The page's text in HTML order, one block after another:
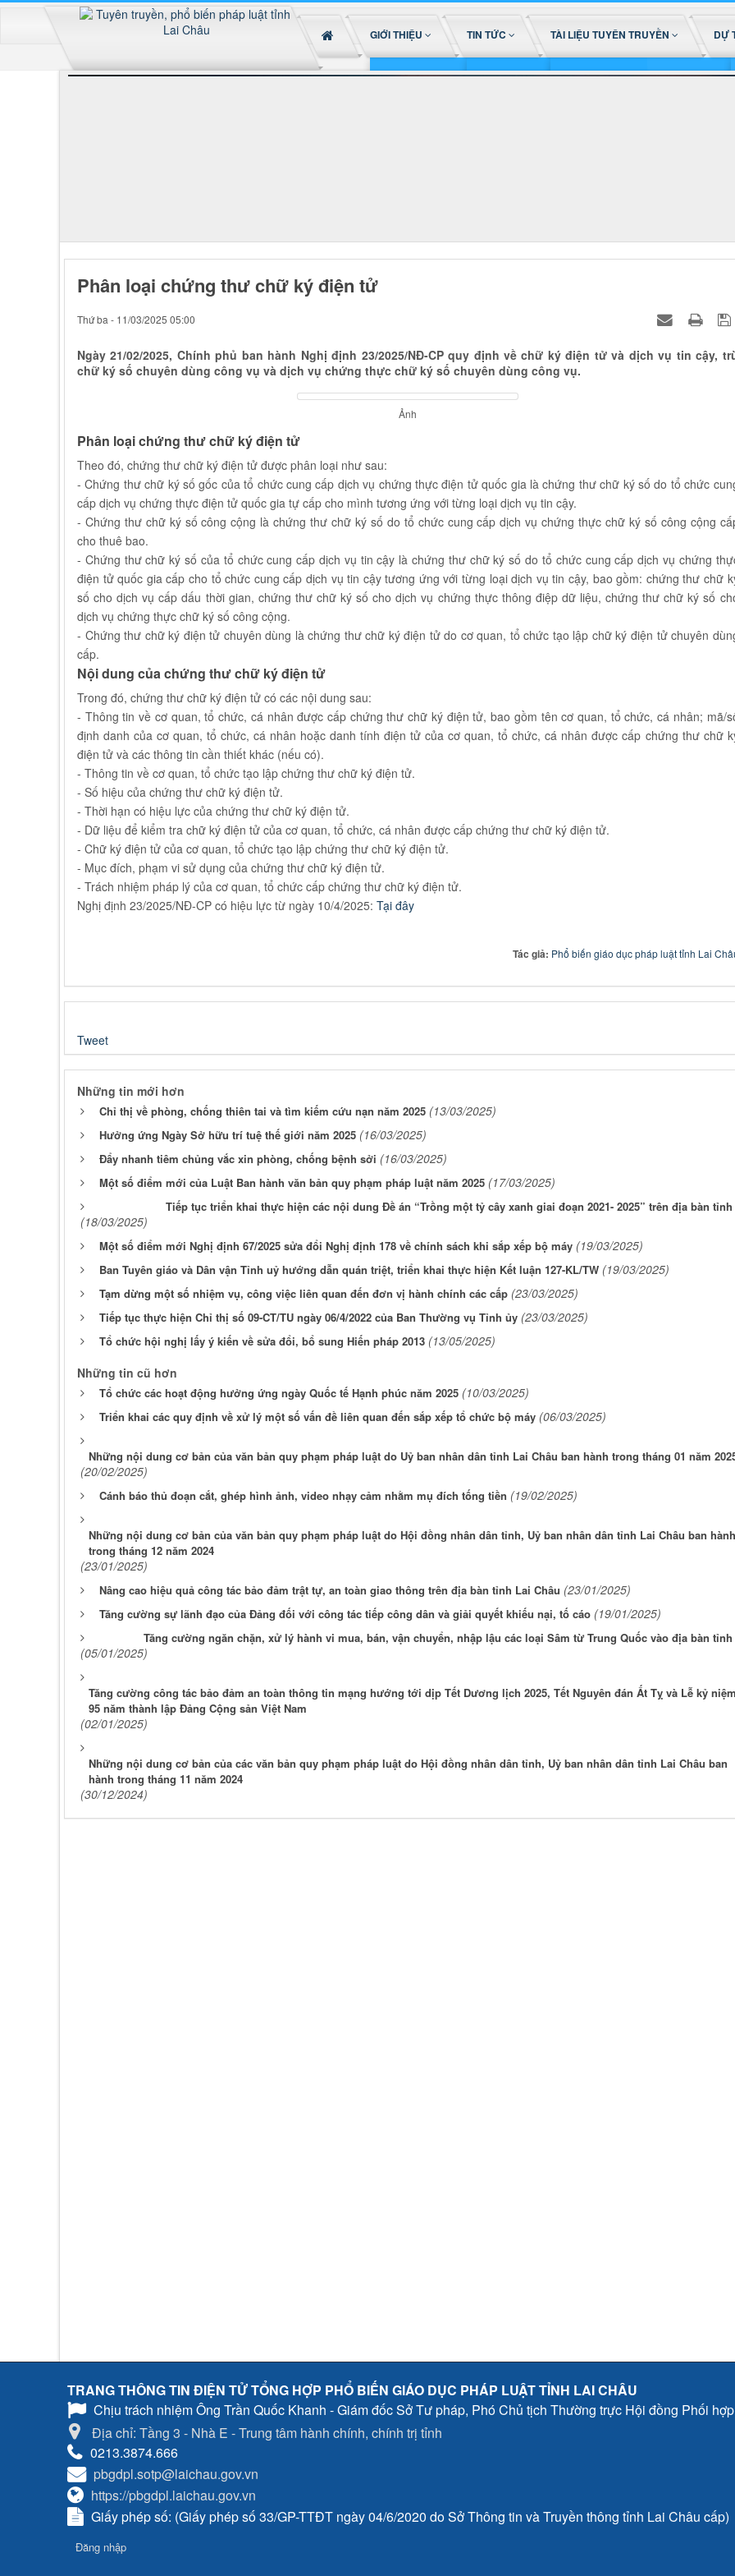
GIỚI THIỆU TIN TỨC TÀI LIỆU TUYÊN TRUYỀN DỰ
Phân loại chứng thư chữ ký điện tử
Thứ ba - 11/03/2025 05:00
Ngày 21/02/2025, Chính phủ ban hành Nghị định 23/2025/NĐ-CP quy định về chữ ký điện tử và dịch vụ tin cậy,
chữ ký số chuyên dùng công vụ và dịch vụ chứng thực chữ ký số chuyên dùng công vụ.
Ảnh
Phân loại chứng thư chữ ký điện tử
Theo đó, chứng thư chữ ký điện tử được phân loại như sau:
- Chứng thư chữ ký số gốc của tổ chức cung cấp dịch vụ chứng thực điện tử quốc gia là chứng thư chữ ký số do tổ chức
cấp dịch vụ chứng thực điện tử quốc gia tự cấp cho mình tương ứng với từng loại dịch vụ tin cậy.
- Chứng thư chữ ký số công cộng là chứng thư chữ ký số do tổ chức cung cấp dịch vụ chứng thực chữ ký số công cộng
cho thuê bao.
- Chứng thư chữ ký số của tổ chức cung cấp dịch vụ tin cậy là chứng thư chữ ký số do tổ chức cung cấp dịch vụ chứng
điện tử quốc gia cấp cho tổ chức cung cấp dịch vụ tin cậy tương ứng với từng loại dịch vụ tin cậy, bao gồm: chứng thư chữ
số cho dịch vụ cấp dấu thời gian, chứng thư chữ ký số cho dịch vụ chứng thực thông điệp dữ liệu, chứng thư chữ ký số
dịch vụ chứng thực chữ ký số công cộng.
- Chứng thư chữ ký điện tử chuyên dùng là chứng thư chữ ký điện tử do cơ quan, tổ chức tạo lập chữ ký điện tử chuyên
cấp.
Nội dung của chứng thư chữ ký điện tử
Trong đó, chứng thư chữ ký điện tử có các nội dung sau:
- Thông tin về cơ quan, tổ chức, cá nhân được cấp chứng thư chữ ký điện tử, bao gồm tên cơ quan, tổ chức, cá nhân; mã/
định danh của cơ quan, tổ chức, cá nhân hoặc danh tính điện tử của cơ quan, tổ chức, cá nhân được cấp chứng thư chữ
điện tử và các thông tin cần thiết khác (nếu có).
- Thông tin về cơ quan, tổ chức tạo lập chứng thư chữ ký điện tử.
- Số hiệu của chứng thư chữ ký điện tử.
- Thời hạn có hiệu lực của chứng thư chữ ký điện tử.
- Dữ liệu để kiểm tra chữ ký điện tử của cơ quan, tổ chức, cá nhân được cấp chứng thư chữ ký điện tử.
- Chữ ký điện tử của cơ quan, tổ chức tạo lập chứng thư chữ ký điện tử.
- Mục đích, phạm vi sử dụng của chứng thư chữ ký điện tử.
- Trách nhiệm pháp lý của cơ quan, tổ chức cấp chứng thư chữ ký điện tử.
Nghị định 23/2025/NĐ-CP có hiệu lực từ ngày 10/4/2025: Tại đây
Tác giả: Phổ biến giáo dục pháp luật tỉnh Lai
Tweet
Những tin mới hơn
Chỉ thị về phòng, chống thiên tai và tìm kiếm cứu nạn năm 2025 (13/03/2025)
Hưởng ứng Ngày Sở hữu trí tuệ thế giới năm 2025 (16/03/2025)
Đẩy nhanh tiêm chủng vắc xin phòng, chống bệnh sởi (16/03/2025)
Một số điểm mới của Luật Ban hành văn bản quy phạm pháp luật năm 2025 (17/03/2025)
Tiếp tục triển khai thực hiện các nội dung Đề án “Trồng một tỷ cây xanh giai đoạn 2021- 2025” trên địa bàn tỉnh
(18/03/2025)
Một số điểm mới Nghị định 67/2025 sửa đổi Nghị định 178 về chính sách khi sắp xếp bộ máy (19/03/2025)
Ban Tuyên giáo và Dân vận Tỉnh uỷ hướng dẫn quán triệt, triển khai thực hiện Kết luận 127-KL/TW (19/03/2025)
Tạm dừng một số nhiệm vụ, công việc liên quan đến đơn vị hành chính các cấp (23/03/2025)
Tiếp tục thực hiện Chỉ thị số 09-CT/TU ngày 06/4/2022 của Ban Thường vụ Tỉnh ủy (23/03/2025)
Tổ chức hội nghị lấy ý kiến về sửa đổi, bổ sung Hiến pháp 2013 (13/05/2025)
Những tin cũ hơn
Tổ chức các hoạt động hưởng ứng ngày Quốc tế Hạnh phúc năm 2025 (10/03/2025)
Triển khai các quy định về xử lý một số vấn đề liên quan đến sắp xếp tổ chức bộ máy (06/03/2025)
Những nội dung cơ bản của văn bản quy phạm pháp luật do Uỷ ban nhân dân tỉnh Lai Châu ban hành trong tháng 01 năm
(20/02/2025)
Cánh báo thủ đoạn cắt, ghép hình ảnh, video nhạy cảm nhằm mụ đích tống tiền (19/02/2025)
Những nội dung cơ bản của văn bản quy phạm pháp luật do Hội đồng nhân dân tỉnh, Uỷ ban nhân dân tỉnh Lai Châu ban hành
trong tháng 12 năm 2024
(23/01/2025)
Nâng cao hiệu quả công tác bảo đảm trật tự, an toàn giao thông trên địa bàn tỉnh Lai Châu (23/01/2025)
Tăng cường sự lãnh đạo của Đảng đối với công tác tiếp công dân và giải quyết khiếu nại, tố cáo (19/01/2025)
Tăng cường ngăn chặn, xử lý hành vi mua, bán, vận chuyển, nhập lậu các loại Sâm từ Trung Quốc vào địa bàn tỉnh
(05/01/2025)
Tăng cường công tác bảo đảm an toàn thông tin mạng hướng tới dịp Tết Dương lịch 2025, Tết Nguyên đán Ất Tỵ và Lễ kỷ
95 năm thành lập Đảng Cộng sản Việt Nam
(02/01/2025)
Những nội dung cơ bản của các văn bản quy phạm pháp luật do Hội đồng nhân dân tỉnh, Uỷ ban nhân dân tỉnh Lai Châu ban
hành trong tháng 11 năm 2024
(30/12/2024)
TRANG THÔNG TIN ĐIỆN TỬ TỔNG HỢP PHỔ BIẾN GIÁO DỤC PHÁP LUẬT TỈNH LAI CHÂU
Chịu trách nhiệmÔng Trần Quốc Khanh - Giám đốc Sở Tư pháp, Phó Chủ tịch Thường trực Hội đồng Phối
Địa chỉ: Tầng 3 - Nhà E - Trung tâm hành chính, chính trị tỉnh
0213.3874.666
pbgdpl.sotp@laichau.gov.vn
https://pbgdpl.laichau.gov.vn
Giấy phép số: (Giấy phép số 33/GP-TTĐT ngày 04/6/2020 do Sở Thông tin và Truyền thông tỉnh Lai Châu cấp)
Đăng nhập